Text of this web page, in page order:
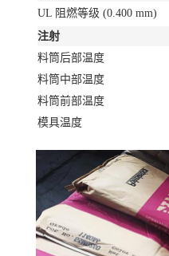
UL 阻燃等级 (0.400 mm)
注射
料筒后部温度
料筒中部温度
料筒前部温度
模具温度